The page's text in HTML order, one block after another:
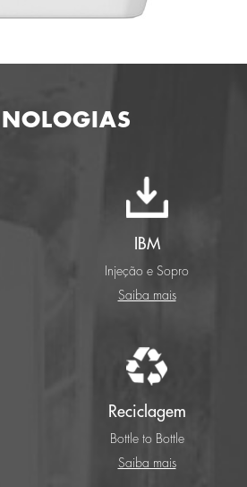
IBM
Injeção e Sopro
Saiba mais
Reciclagem
Bottle to Bottle
Saiba mais